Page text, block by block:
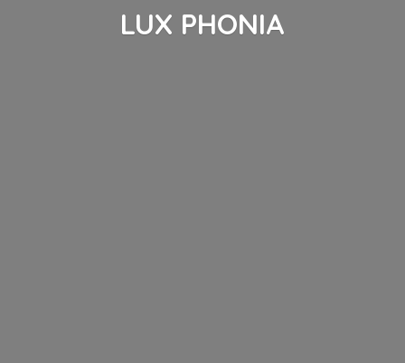
LUX PHONIA